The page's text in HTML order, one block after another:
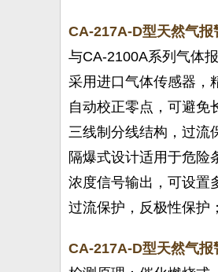
CA-217A-D型天然气报
与CA-2100A系列气体
采用进口气体传感器，
自动校正零点，可避免
三线制分线结构，过流
隔爆式设计适用于危险
浓度信号输出，可设置
过流保护，反极性保护；
CA-217A-D型天然气报